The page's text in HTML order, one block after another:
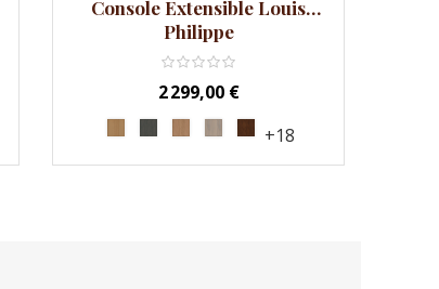
Console Extensible Louis
Philippe
Prix
2 299,00 €
+18